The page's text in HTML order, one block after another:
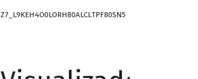
Z7_L9KEH4O0LORH80ALCLTPF80SN5